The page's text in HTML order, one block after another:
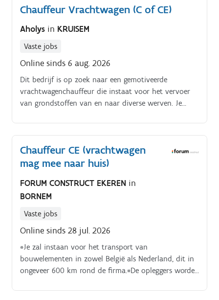
Chauffeur Vrachtwagen (C of CE)
Aholys in KRUISEM
Vaste jobs
Online sinds 6 aug. 2026
Dit bedrijf is op zoek naar een gemotiveerde
vrachtwagenchauffeur die instaat voor het vervoer
van grondstoffen van en naar diverse werven. Je
de handen uit de mouwen te steken.
Chauffeur CE (vrachtwagen
mag mee naar huis)
FORUM CONSTRUCT EKEREN in
BORNEM
Vaste jobs
Online sinds 28 jul. 2026
*Je zal instaan voor het transport van
bouwelementen in zowel België als Nederland, dit in
ongeveer 600 km rond de firma.*De opleggers worden
worden door de montageploegen gelost op de